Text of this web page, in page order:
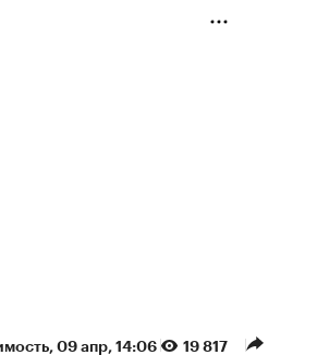
⁠, 09 апр, 14:06 19 817